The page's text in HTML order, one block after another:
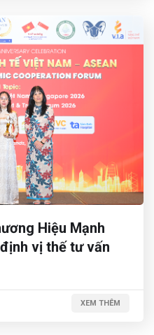
Hiệu Mạnh
vị thế tư vấn
XEM THÊM